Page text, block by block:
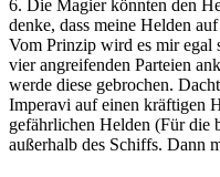
6. Die Magier könnten den
denke, dass meine Helden
Vom Prinzip wird es mir egal
vier angreifenden Parteien
werde diese gebrochen.
Imperavi auf einen kräftigen
gefährlichen Helden (Für die
außerhalb des Schiffs. Dann